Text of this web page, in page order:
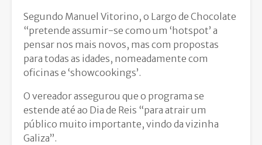
Segundo Manuel Vitorino, o Largo de Chocolate
“pretende assumir-se como um ‘hotspot’ a
pensar nos mais novos, mas com propostas
para todas as idades, nomeadamente com
oficinas e ‘showcookings’.
O vereador assegurou que o programa se
estende até ao Dia de Reis “para atrair um
público muito importante, vindo da vizinha
Galiza”.